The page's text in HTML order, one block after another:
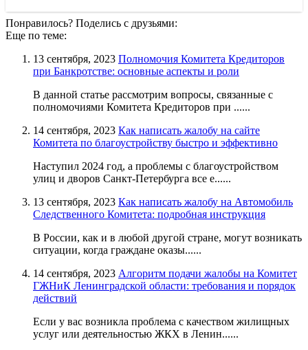
Понравилось? Поделись с друзьями:
Еще по теме:
13 сентября, 2023 Полномочия Комитета Кредиторов
при Банкротстве: основные аспекты и роли
В данной статье рассмотрим вопросы, связанные с
полномочиями Комитета Кредиторов при ......
14 сентября, 2023 Как написать жалобу на сайте
Комитета по благоустройству быстро и эффективно
Наступил 2024 год, а проблемы с благоустройством
улиц и дворов Санкт-Петербурга все е......
13 сентября, 2023 Как написать жалобу на Автомобиль
Следственного Комитета: подробная инструкция
В России, как и в любой другой стране, могут возникать
ситуации, когда граждане оказы......
14 сентября, 2023 Алгоритм подачи жалобы на Комитет
ГЖНиК Ленинградской области: требования и порядок
действий
Если у вас возникла проблема с качеством жилищных
услуг или деятельностью ЖКХ в Ленин......